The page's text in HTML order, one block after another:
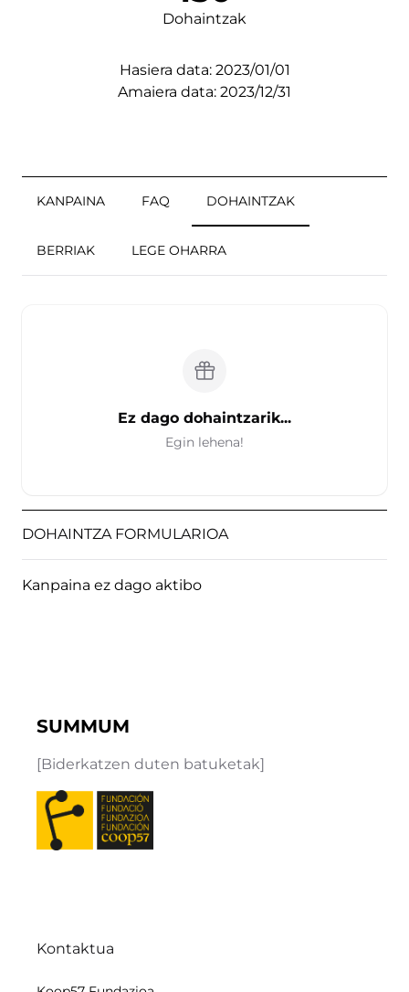
Dohaintzak
Hasiera data: 2023/01/01
Amaiera data: 2023/12/31
KANPAINA FAQ DOHAINTZAK
BERRIAK LEGE OHARRA
Ez dago dohaintzarik...
Egin lehena!
DOHAINTZA FORMULARIOA
Kanpaina ez dago aktibo
SUMMUM
[Biderkatzen duten batuketak]
Kontaktua